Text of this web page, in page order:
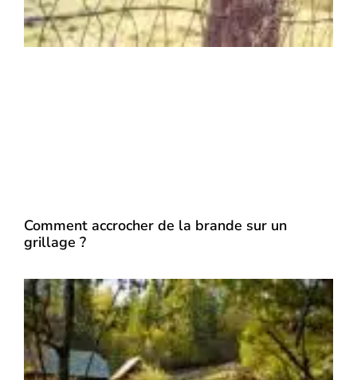
Comment accrocher de la brande sur un
grillage ?